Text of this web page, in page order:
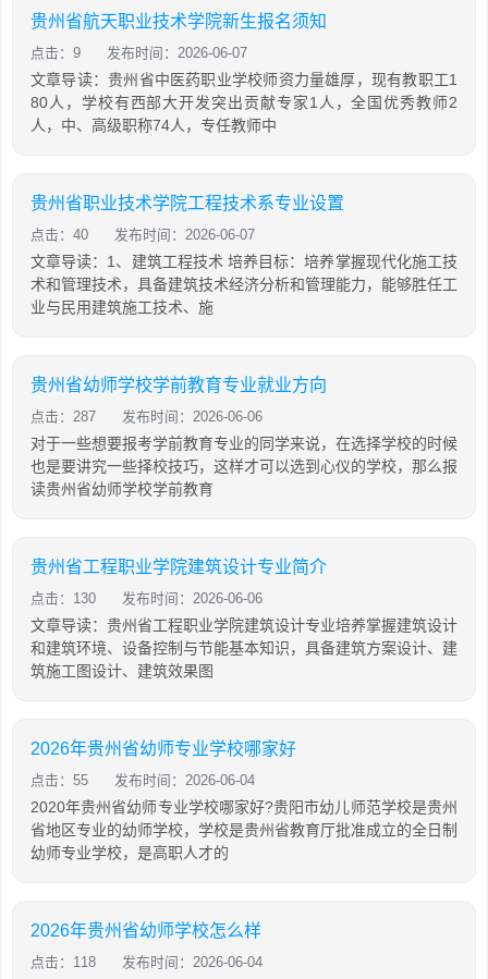
贵州省航天职业技术学院新生报名须知
点击：9 发布时间：2026-06-07
文章导读：贵州省中医药职业学校师资力量雄厚，现有教职工1
80人，学校有西部大开发突出贡献专家1人，全国优秀教师2
人，中、高级职称74人，专任教师中
贵州省职业技术学院工程技术系专业设置
点击：40 发布时间：2026-06-07
文章导读：1、建筑工程技术 培养目标：培养掌握现代化施工技
术和管理技术，具备建筑技术经济分析和管理能力，能够胜任工
业与民用建筑施工技术、施
贵州省幼师学校学前教育专业就业方向
点击：287 发布时间：2026-06-06
对于一些想要报考学前教育专业的同学来说，在选择学校的时候
也是要讲究一些择校技巧，这样才可以选到心仪的学校，那么报
读贵州省幼师学校学前教育
贵州省工程职业学院建筑设计专业简介
点击：130 发布时间：2026-06-06
文章导读：贵州省工程职业学院建筑设计专业培养掌握建筑设计
和建筑环境、设备控制与节能基本知识，具备建筑方案设计、建
筑施工图设计、建筑效果图
2026年贵州省幼师专业学校哪家好
点击：55 发布时间：2026-06-04
2020年贵州省幼师专业学校哪家好?贵阳市幼儿师范学校是贵州
省地区专业的幼师学校，学校是贵州省教育厅批准成立的全日制
幼师专业学校，是高职人才的
2026年贵州省幼师学校怎么样
点击：118 发布时间：2026-06-04